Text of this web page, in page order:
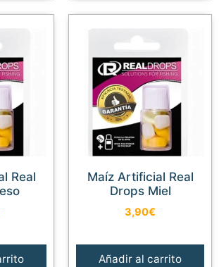
Maíz Artificial Real
Drops Miel
3,90€
Añadir al carrito